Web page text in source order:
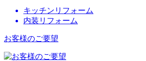
キッチンリフォーム
内装リフォーム
お客様のご要望